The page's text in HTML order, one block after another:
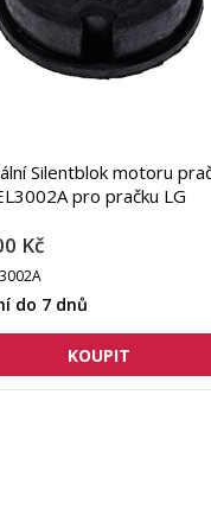
Silentblok motoru
pro pračku LG
Kč
do 7 dnů